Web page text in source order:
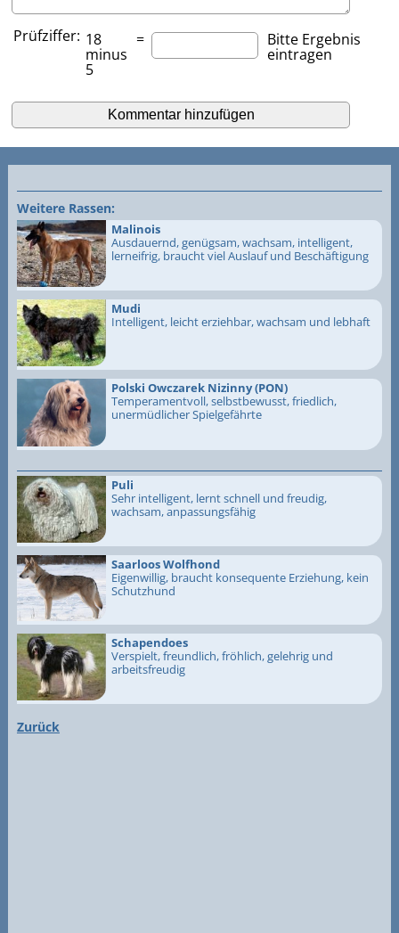
Prüfziffer: 18
minus
5
= Bitte Ergebnis
eintragen
Weitere Rassen:
Malinois
Ausdauernd, genügsam, wachsam, intelligent,
lerneifrig, braucht viel Auslauf und Beschäftigung
Mudi
Intelligent, leicht erziehbar, wachsam und lebhaft
Polski Owczarek Nizinny (PON)
Temperamentvoll, selbstbewusst, friedlich,
unermüdlicher Spielgefährte
Puli
Sehr intelligent, lernt schnell und freudig,
wachsam, anpassungsfähig
Saarloos Wolfhond
Eigenwillig, braucht konsequente Erziehung, kein
Schutzhund
Schapendoes
Verspielt, freundlich, fröhlich, gelehrig und
arbeitsfreudig
Zurück